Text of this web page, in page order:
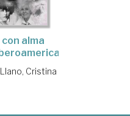
alma
Cristina